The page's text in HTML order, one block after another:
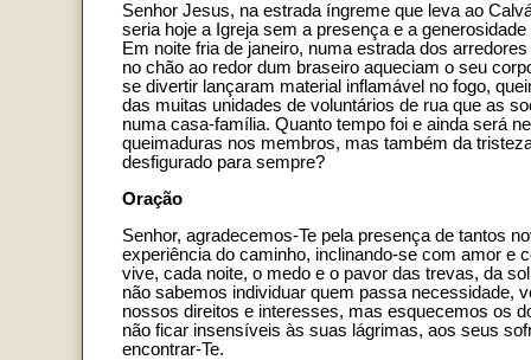
Senhor Jesus, na estrada íngreme que leva ao
seria hoje a Igreja sem a presença e a
Em noite fria de janeiro, numa estrada dos
no chão ao redor dum braseiro aqueciam o seu
se divertir lançaram material inflamável no fogo,
das muitas unidades de voluntários de rua que as
numa casa-família. Quanto tempo foi e ainda será
queimaduras nos membros, mas também da
desfigurado para sempre?
Oração
Senhor, agradecemos-Te pela presença de tantos
experiência do caminho, inclinando-se com amor e
vive, cada noite, o medo e o pavor das trevas, da
não sabemos individuar quem passa necessidade,
nossos direitos e interesses, mas esquecemos os
não ficar insensíveis às suas lágrimas, aos seus
encontrar-Te.